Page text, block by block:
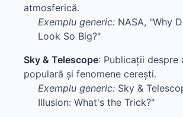
atmosferică.
Exemplu generic: NASA, "Why
Look So Big?"
Sky & Telescope: Publicații despre
populară și fenomene cerești.
Exemplu generic: Sky &
Illusion: What's the Trick?"